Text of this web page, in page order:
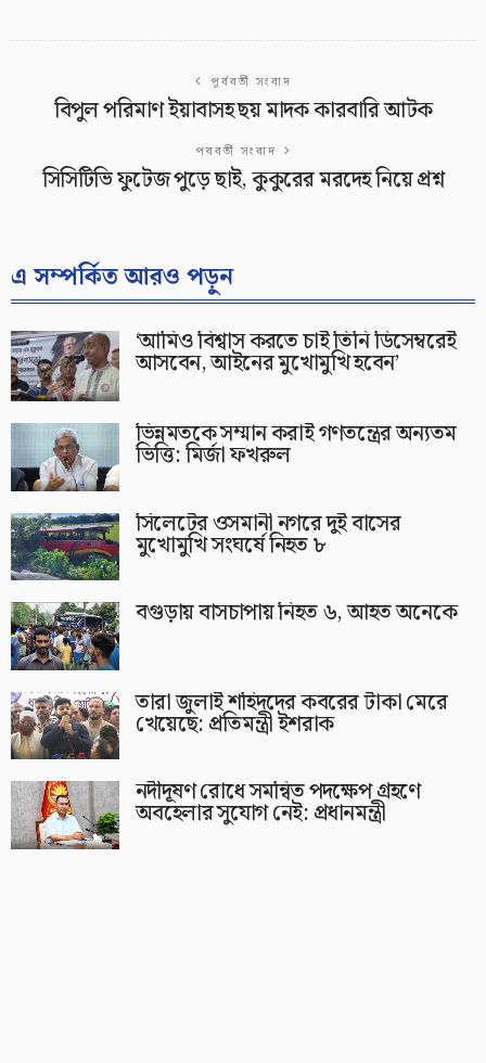
পূর্ববর্তী সংবাদ
বিপুল পরিমাণ ইয়াবাসহ ছয় মাদক কারবারি আটক
পরবর্তী সংবাদ
সিসিটিভি ফুটেজ পুড়ে ছাই, কুকুরের মরদেহ নিয়ে প্রশ্ন
এ সম্পর্কিত আরও পড়ুন
‘আমিও বিশ্বাস করতে চাই তিনি ডিসেম্বরেই
আসবেন, আইনের মুখোমুখি হবেন’
ভিন্নমতকে সম্মান করাই গণতন্ত্রের অন্যতম
ভিত্তি: মির্জা ফখরুল
সিলেটের ওসমানী নগরে দুই বাসের
মুখোমুখি সংঘর্ষে নিহত ৮
বগুড়ায় বাসচাপায় নিহত ৬, আহত অনেকে
তারা জুলাই শহিদদের কবরের টাকা মেরে
খেয়েছে: প্রতিমন্ত্রী ইশরাক
নদীদূষণ রোধে সমন্বিত পদক্ষেপ গ্রহণে
অবহেলার সুযোগ নেই: প্রধানমন্ত্রী